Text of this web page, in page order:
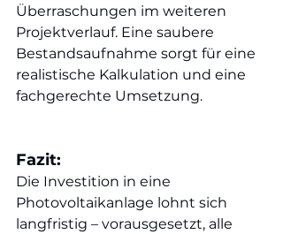
Überraschungen im weiteren
Projektverlauf. Eine saubere
Bestandsaufnahme sorgt für eine
realistische Kalkulation und eine
fachgerechte Umsetzung.
Fazit:
Die Investition in eine
Photovoltaikanlage lohnt sich
langfristig – vorausgesetzt, alle